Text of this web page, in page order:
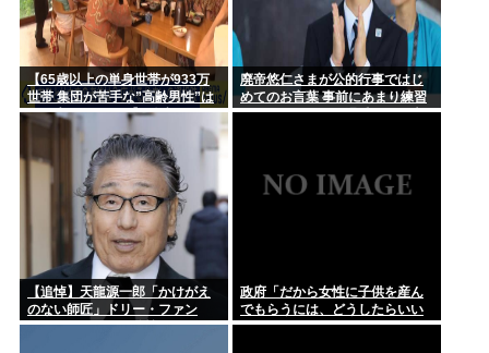
査も
【視聴率】ゴールデン帯でテレ東がフジを上回る トップはテ
レ朝
高速道路で子豚が見つかる
ホロライブVtuberが洋画吹き替えをやった結果ww映画ファン
「...
【画像】 プロボックス。 高速道路で潰れる。 乗っていた社畜
【画像】セブンイレブン、ついに神商品を販売
【65歳以上の単身世帯が933万
世帯 集団が苦手な”高齢男性”は
どう生きていく？】孤独死のリ
スクも…専門家 「8日以上見つ
からないのも圧倒的に男性」
廃帝悠仁さまが公的行事ではじ
めてのお言葉 事前にあまり練習
してないっぽい。滑舌悪いし大
【追悼】天龍源一郎「かけがえ
のない師匠」ドリー・ファン
ク・ジュニアさん追悼
政府「だから女性に子供を産ん
でもらうには、どうしたらいい
のよ;;」